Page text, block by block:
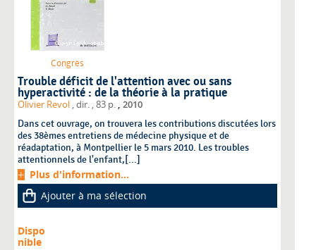
Congrès
Trouble déficit de l'attention avec ou sans
hyperactivité : de la théorie à la pratique
Olivier Revol , dir. , 83 p. , 2010
Dans cet ouvrage, on trouvera les contributions discutées lors
des 38èmes entretiens de médecine physique et de
réadaptation, à Montpellier le 5 mars 2010. Les troubles
attentionnels de l'enfant,[...]
Plus d'information...
Ajouter à ma sélection
Dispo
nible